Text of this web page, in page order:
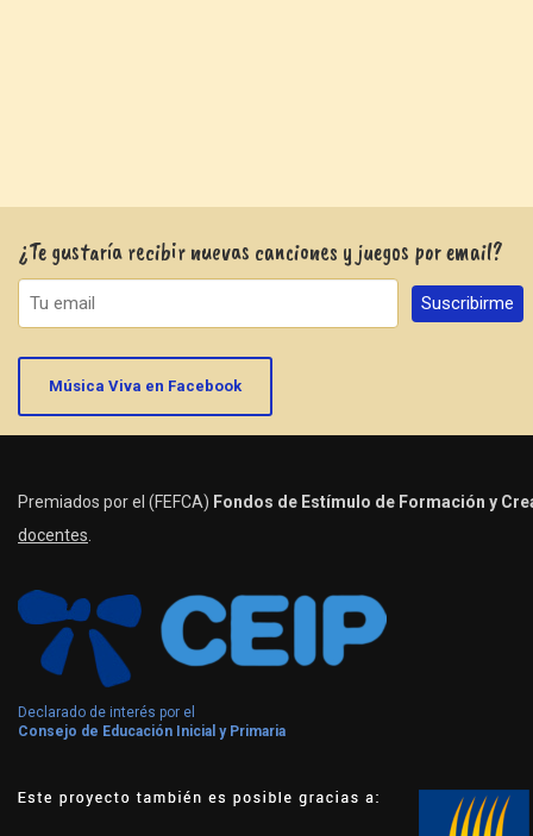
¿Te gustaría recibir nuevas canciones y juegos por email?
Música Viva en Facebook
Premiados por el (FEFCA) Fondos de Estímulo de Formación y
docentes
Declarado de interés por el
Consejo de Educación Inicial y Primaria